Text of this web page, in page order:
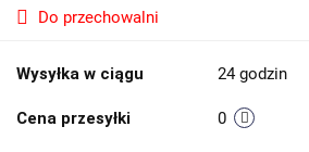
Do przechowalni
Wysyłka w ciągu 24 godzin
Cena przesyłki 0